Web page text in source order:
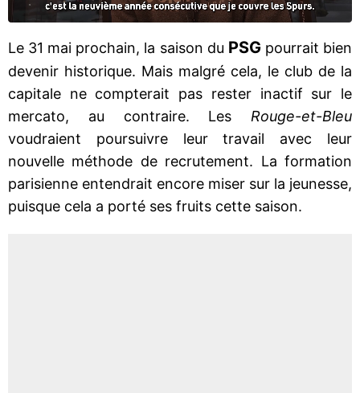
Le 31 mai prochain, la saison du PSGpourrait bien
devenir historique. Mais malgré cela, le club de la
capitale ne compterait pas rester inactif sur le
mercato, au contraire. Les Rouge-et-Bleu
voudraient poursuivre leur travail avec leur
nouvelle méthode de recrutement. La formation
parisienne entendrait encore miser sur la jeunesse,
puisque cela a porté ses fruits cette saison.